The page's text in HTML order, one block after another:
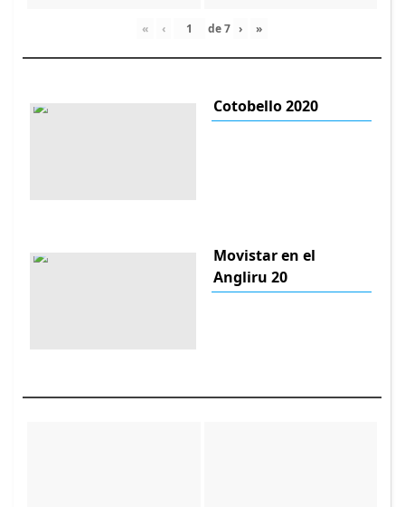
« ‹ de7 › »
Cotobello 2020
Movistar en el
Angliru 20